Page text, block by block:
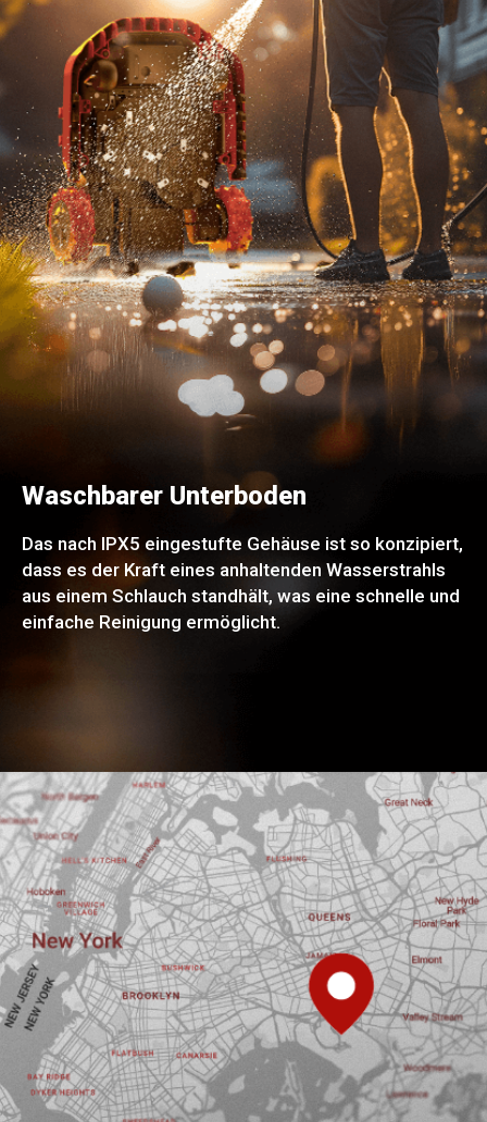
Waschbarer Unterboden
Das nach IPX5 eingestufte Gehäuse ist so konzipiert,
dass es der Kraft eines anhaltenden Wasserstrahls
aus einem Schlauch standhält, was eine schnelle und
einfache Reinigung ermöglicht.